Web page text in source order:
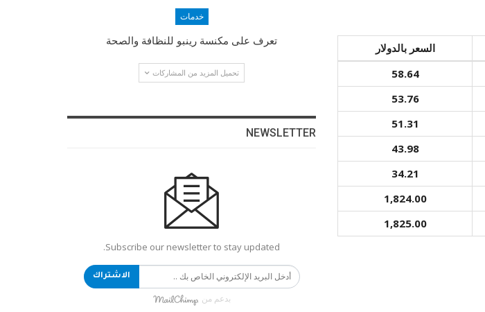
السعر بالدولار
58.64
53.76
51.31
43.98
34.21
1,824.00
1,825.00
خدمات
تعرف على مكنسة رينبو للنظافة والصحة
تحميل المزيد من المشاركات
NEWSLETTER
Subscribe our newsletter to stay updated.
الاشتراك
بدعم من